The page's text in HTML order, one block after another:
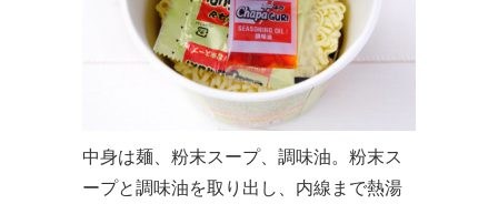
中身は麺、粉末スープ、調味油。粉末ス
ープと調味油を取り出し、内線まで熱湯